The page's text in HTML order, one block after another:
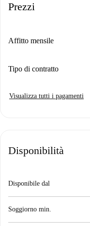
Prezzi
Affitto mensile
Tipo di contratto
Visualizza tutti i pagamenti
Disponibilità
Disponibile dal
Soggiorno min.